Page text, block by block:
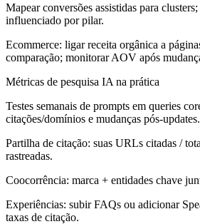
Mapear conversões assistidas para
influenciado por pilar.
Ecommerce: ligar receita orgânica a
comparação; monitorar AOV após
Métricas de pesquisa IA na prática
Testes semanais de prompts em queries
citações/domínios e mudanças pós-updates.
Partilha de citação: suas URLs citadas /
rastreadas.
Coocorrência: marca + entidades chave
Experiências: subir FAQs ou adicionar
taxas de citação.